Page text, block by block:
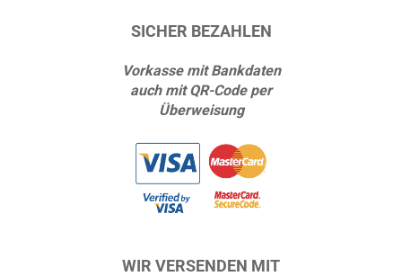
SICHER BEZAHLEN
Vorkasse mit Bankdaten
auch mit QR-Code per
Überweisung
WIR VERSENDEN MIT